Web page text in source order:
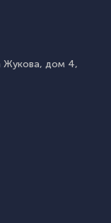
Жукова, дом 4,